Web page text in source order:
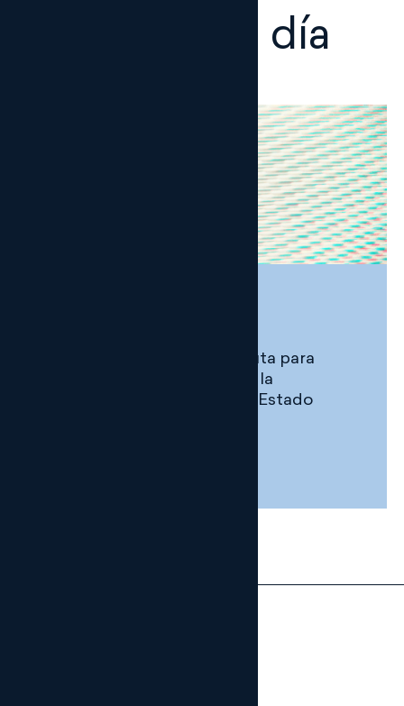
Otros al día
La AEPD marca la hoja de ruta para
reforzar el cumplimiento en la
Administración General del Estado